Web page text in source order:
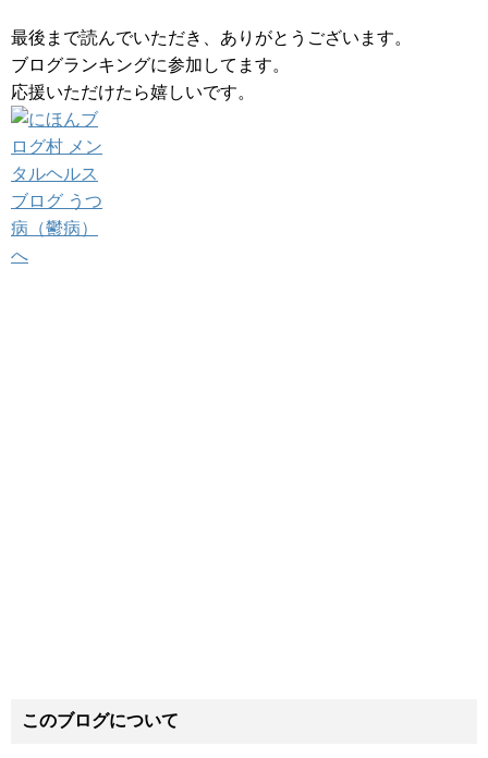
最後まで読んでいただき、ありがとうございます。
ブログランキングに参加してます。
応援いただけたら嬉しいです。
このブログについて